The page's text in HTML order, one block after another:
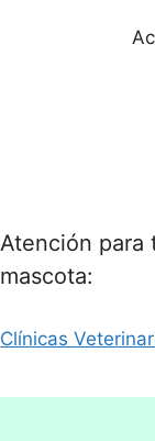
Atención para
mascota:
Clínicas